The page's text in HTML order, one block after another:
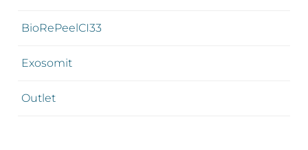
BioRePeelCI33
Exosomit
Outlet